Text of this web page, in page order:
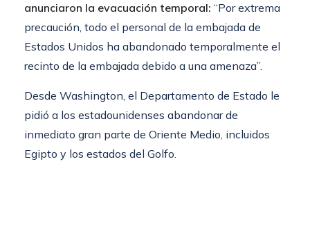
anunciaron la evacuación temporal: “Por extrema
precaución, todo el personal de la embajada de
Estados Unidos ha abandonado temporalmente el
recinto de la embajada debido a una amenaza”.
Desde Washington, el Departamento de Estado le
pidió a los estadounidenses abandonar de
inmediato gran parte de Oriente Medio, incluidos
Egipto y los estados del Golfo.